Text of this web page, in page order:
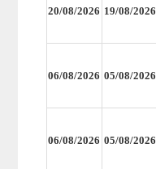
19/08/2026
20/08/2026
05/08/2026
06/08/2026
05/08/2026
06/08/2026